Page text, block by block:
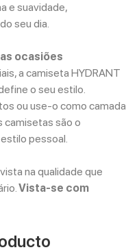
e suavidade,
seu dia.
ocasiões
a camiseta HYDRANT
o seu estilo.
ou use-o como camada
camisetas são o
pessoal.
na qualidade que
Vista-se com